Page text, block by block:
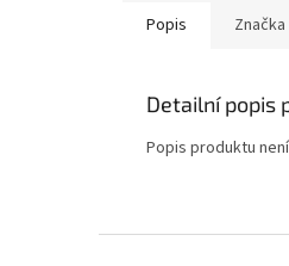
Popis Značka
Detailní popis
Popis produktu